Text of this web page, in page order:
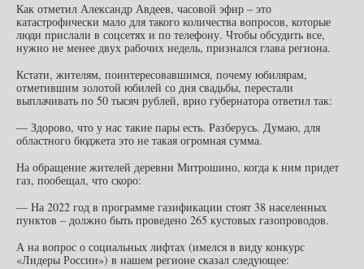
Как отметил Александр Авдеев, часовой эфир – это
катастрофически мало для такого количества вопросов, которые
люди прислали в соцсетях и по телефону. Чтобы обсудить все,
нужно не менее двух рабочих недель, признался глава региона.
Кстати, жителям, поинтересовавшимся, почему юбилярам,
отметившим золотой юбилей со дня свадьбы, перестали
выплачивать по 50 тысяч рублей, врио губернатора ответил так:
— Здорово, что у нас такие пары есть. Разберусь. Думаю, для
областного бюджета это не такая огромная сумма.
На обращение жителей деревни Митрошино, когда к ним придет
газ, пообещал, что скоро:
— На 2022 год в программе газификации стоят 38 населенных
пунктов – должно быть проведено 265 кустовых газопроводов.
А на вопрос о социальных лифтах (имелся в виду конкурс
«Лидеры России») в нашем регионе сказал следующее: